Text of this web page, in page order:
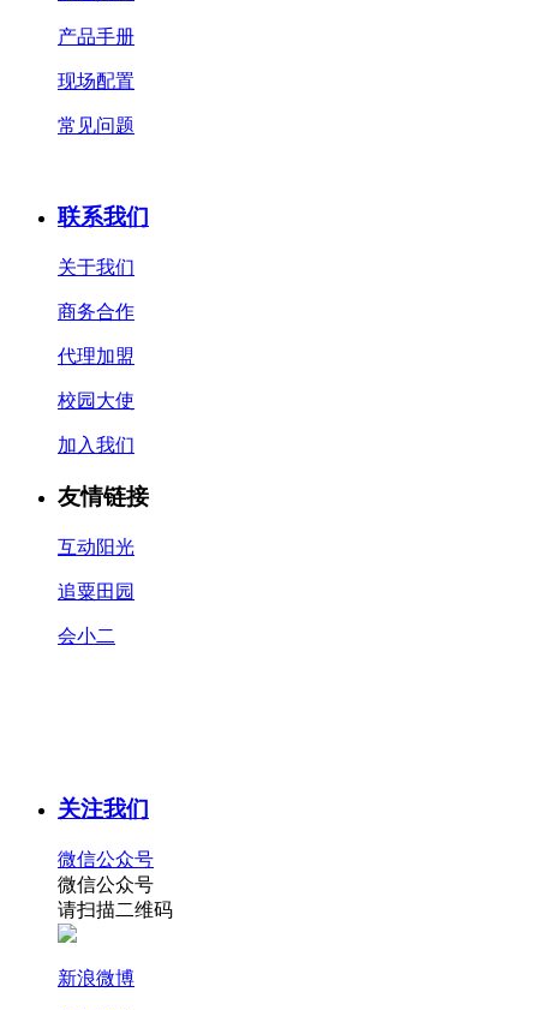
产品手册
现场配置
常见问题
联系我们
关于我们
商务合作
代理加盟
校园大使
加入我们
友情链接
互动阳光
追粟田园
会小二
关注我们
微信公众号
微信公众号
请扫描二维码
新浪微博